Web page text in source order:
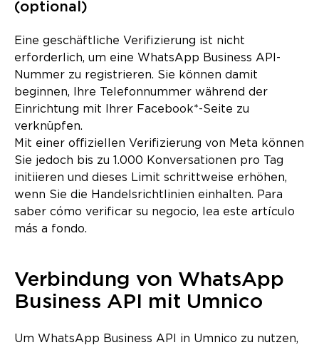
(optional)
Eine geschäftliche Verifizierung ist nicht
erforderlich, um eine WhatsApp Business API-
Nummer zu registrieren. Sie können damit
beginnen, Ihre Telefonnummer während der
Einrichtung mit Ihrer Facebook*-Seite zu
verknüpfen.
Mit einer offiziellen Verifizierung von Meta können
Sie jedoch bis zu 1.000 Konversationen pro Tag
initiieren und dieses Limit schrittweise erhöhen,
wenn Sie die Handelsrichtlinien einhalten. Para
saber cómo verificar su negocio, lea este artículo
más a fondo.
Verbindung von WhatsApp
Business API mit Umnico
Um WhatsApp Business API in Umnico zu nutzen,